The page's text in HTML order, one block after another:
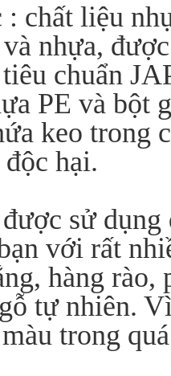
chất liệu
nhựa,
chuẩn
PE và bột
keo trong
hại.
sử
với rất
hàng
tự nhiên.
trong